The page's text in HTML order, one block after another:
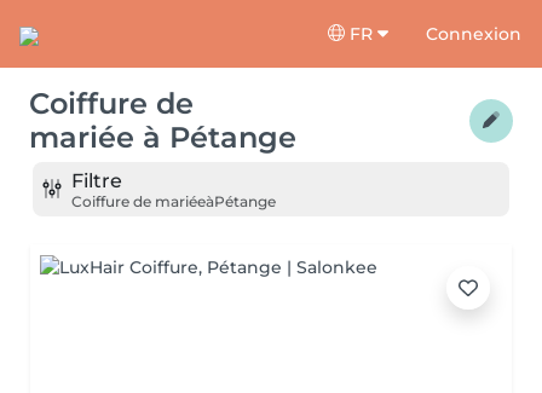
FR Connexion
Coiffure de
mariée à Pétange
Filtre
Coiffure de mariéeàPétange